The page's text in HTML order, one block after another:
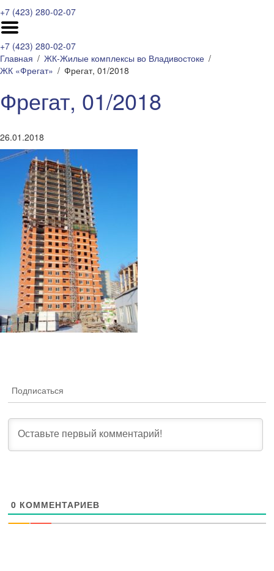
+7 (423) 280-02-07
+7 (423) 280-02-07
Главная
ЖК-Жилые комплексы во Владивостоке
ЖК «Фрегат»
Фрегат, 01/2018
Фрегат, 01/2018
26.01.2018
Подписаться
0 КОММЕНТАРИЕВ